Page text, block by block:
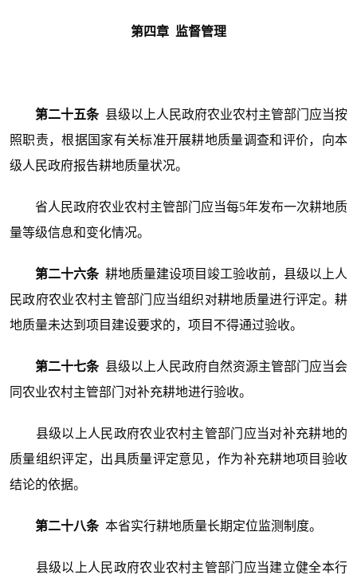
第四章 监督管理
第二十五条 县级以上人民政府农业农村主管部门应当按
照职责，根据国家有关标准开展耕地质量调查和评价，向本
级人民政府报告耕地质量状况。
省人民政府农业农村主管部门应当每5年发布一次耕地质
量等级信息和变化情况。
第二十六条 耕地质量建设项目竣工验收前，县级以上人
民政府农业农村主管部门应当组织对耕地质量进行评定。耕
地质量未达到项目建设要求的，项目不得通过验收。
第二十七条 县级以上人民政府自然资源主管部门应当会
同农业农村主管部门对补充耕地进行验收。
县级以上人民政府农业农村主管部门应当对补充耕地的
质量组织评定，出具质量评定意见，作为补充耕地项目验收
结论的依据。
第二十八条 本省实行耕地质量长期定位监测制度。
县级以上人民政府农业农村主管部门应当建立健全本行